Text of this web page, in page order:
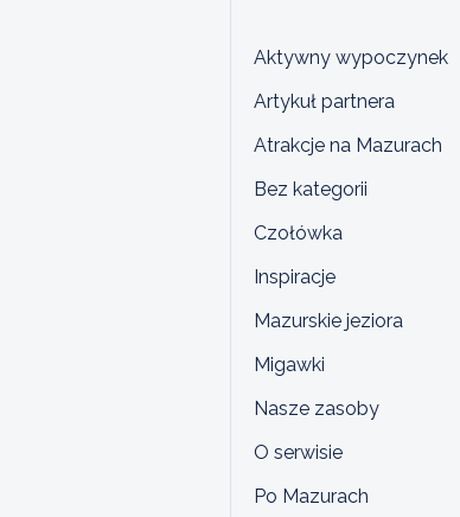
Aktywny wypoczynek
Artykuł partnera
Atrakcje na Mazurach
Bez kategorii
Czołówka
Inspiracje
Mazurskie jeziora
Migawki
Nasze zasoby
O serwisie
Po Mazurach